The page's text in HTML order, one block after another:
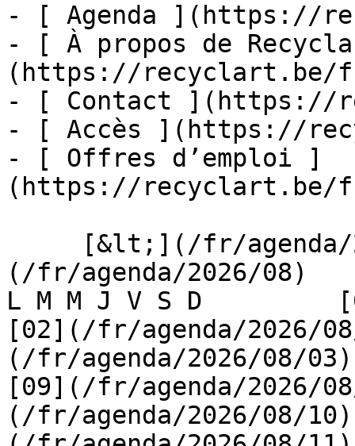
- [ Agenda ](https://
- [ À propos de
(https://recyclart.be/
- [ Contact ](https://
- [ Accès ](https://
- [ Offres d’emploi ]
(https://recyclart.be/
(/fr/agenda/2026/08)
L M M J V S D
[02](/fr/agenda/2026/
(/fr/agenda/2026/08/
[09](/fr/agenda/2026/
(/fr/agenda/2026/08/